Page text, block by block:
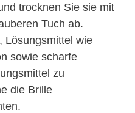
trocknen Sie sie mit
Tuch ab.
Lösungsmittel wie
sowie scharfe
zu
die Brille